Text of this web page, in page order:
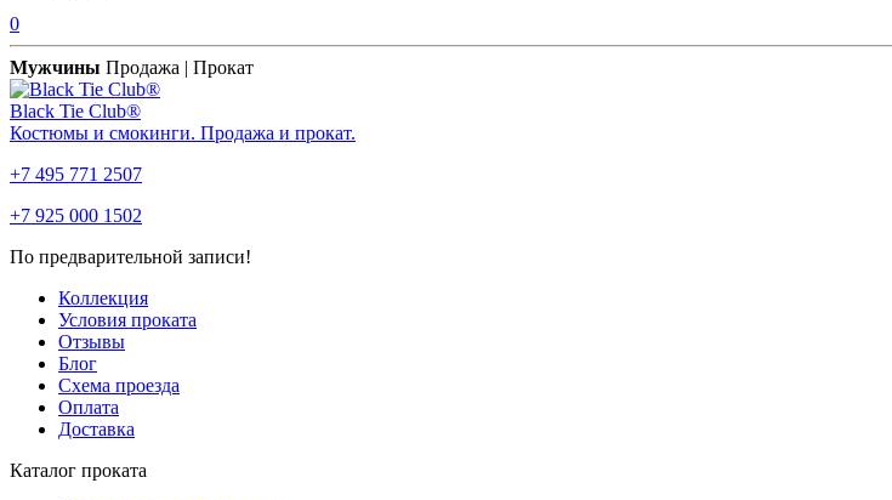
0
Мужчины Продажа | Прокат
Black Tie Club®
Костюмы и смокинги. Продажа и прокат.
+7 495 771 2507
+7 925 000 1502
По предварительной записи!
Коллекция
Условия проката
Отзывы
Блог
Схема проезда
Оплата
Доставка
Каталог проката